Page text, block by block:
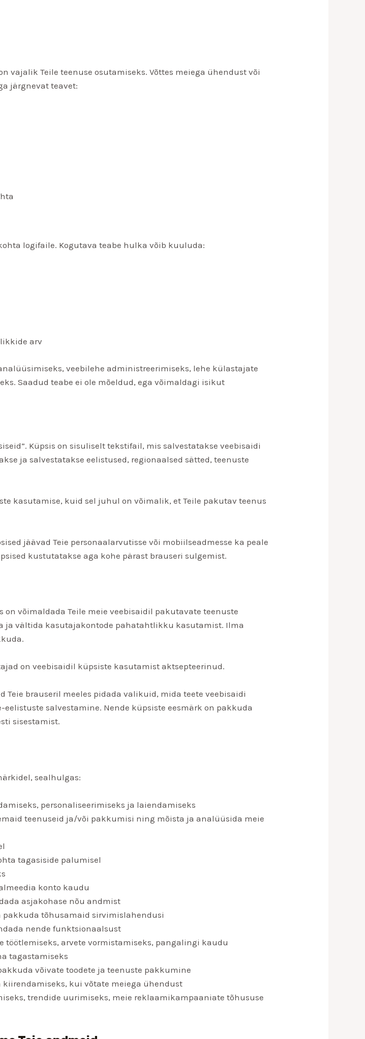
vajalik Teile teenuse osutamiseks. Võttes meiega ühendust või
järgnevat teavet:
logifaile. Kogutava teabe hulka võib kuuluda:
arv
veebilehe administreerimiseks, lehe külastajate
Saadud teabe ei ole mõeldud, ega võimaldagi isikut
Küpsis on sisuliselt tekstifail, mis salvestatakse veebisaidi
ja salvestatakse eelistused, regionaalsed sätted, teenuste
kasutamise, kuid sel juhul on võimalik, et Teile pakutav teenus
jäävad Teie personaalarvutisse või mobiilseadmesse ka peale
kustutatakse aga kohe pärast brauseri sulgemist.
on võimaldada Teile meie veebisaidil pakutavate teenuste
ja vältida kasutajakontode pahatahtlikku kasutamist. Ilma
on veebisaidil küpsiste kasutamist aktsepteerinud.
Teie brauseril meeles pidada valikuid, mida teete veebisaidi
salvestamine. Nende küpsiste eesmärk on pakkuda
sisestamist.
sealhulgas:
personaliseerimiseks ja laiendamiseks
teenuseid ja/või pakkumisi ning mõista ja analüüsida meie
tagasiside palumisel
konto kaudu
asjakohase nõu andmist
pakkuda tõhusamaid sirvimislahendusi
nende funktsionaalsust
arvete vormistamiseks, pangalingi kaudu
tagastamiseks
võivate toodete ja teenuste pakkumine
kui võtate meiega ühendust
trendide uurimiseks, meie reklaamikampaaniate tõhususe